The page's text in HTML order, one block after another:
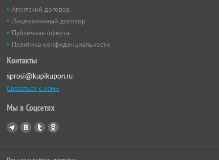
Агентский договор
Лицензионный договор
Публичная оферта
Политика конфиденциальности
Контакты
sprosi@kupikupon.ru
Связаться с нами
Мы в Соцсетях